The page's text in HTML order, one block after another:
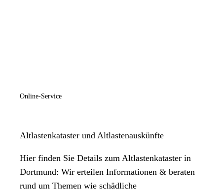
Online-Service
Altlastenkataster und Altlastenauskünfte
Hier finden Sie Details zum Altlastenkataster in
Dortmund: Wir erteilen Informationen & beraten
rund um Themen wie schädliche